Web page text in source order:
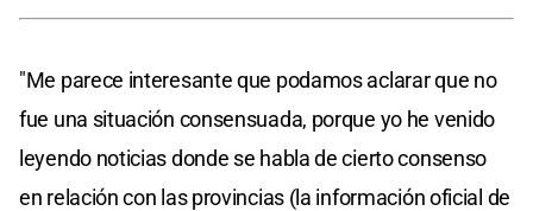
"Me parece interesante que podamos aclarar que no
fue una situación consensuada, porque yo he venido
leyendo noticias donde se habla de cierto consenso
en relación con las provincias (la información oficial de